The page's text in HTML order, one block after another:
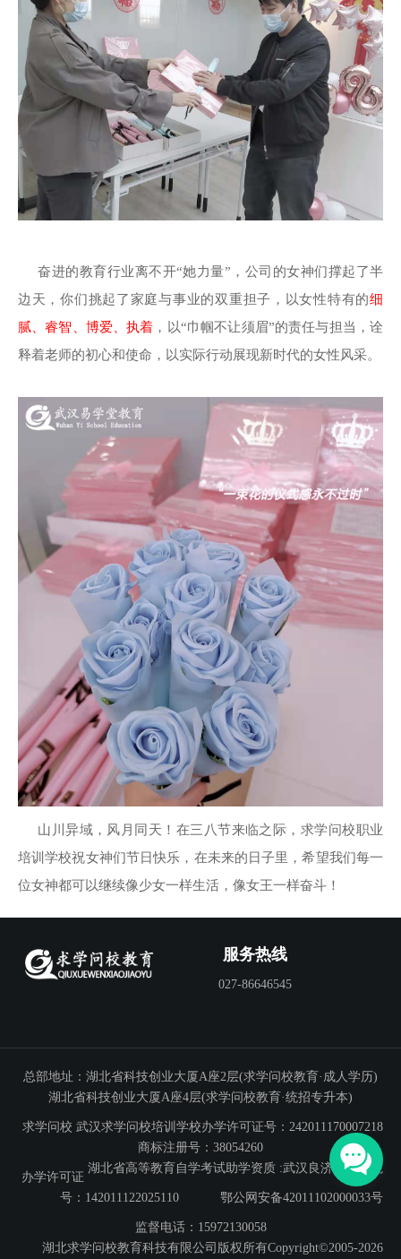
奋进的教育行业离不开“她力量”，公司的女神们撑起了半
边天，你们挑起了家庭与事业的双重担子，以女性特有的细
腻、睿智、博爱、执着 ，以“巾帼不让须眉”的责任与担当，诠
释着老师的初心和使命，以实际行动展现新时代的女性风采。
山川异域，风月同天！在三八节来临之际，求学问校职业
培训学校祝女神们节日快乐，在未来的日子里，希望我们每一
位女神都可以继续像少女一样生活，像女王一样奋斗！
服务热线
027-86646545
总部地址：湖北省科技创业大厦A座2层(求学问校教育·成人学历)
湖北省科技创业大厦A座4层(求学问校教育·统招专升本)
武汉求学问校培训学校办学许可证号：242011170007218
求学问校
商标注册号：38054260
湖北省高等教育自学考试助学资质 :武汉良济专修学院
办学许可证
号：142011122025110
鄂公网安备42011102000033号
监督电话：15972130058
湖北求学问校教育科技有限公司版权所有Copyright©2005-2026